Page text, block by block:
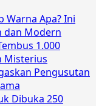
Warna Apa? Ini
dan Modern
1.000
Misterius
Pengusutan
Dibuka 250